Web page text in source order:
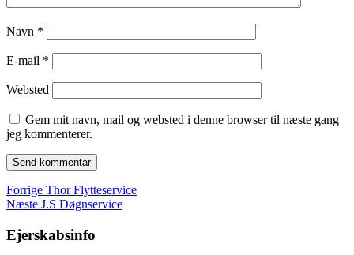
Navn *
E-mail *
Websted
Gem mit navn, mail og websted i denne browser til næste gang
jeg kommenterer.
Indlægsnavigation
Forrige Forrige
indlæg:
Thor Flytteservice
Næste Næste
J.S Døgnservice
Ejerskabsinfo